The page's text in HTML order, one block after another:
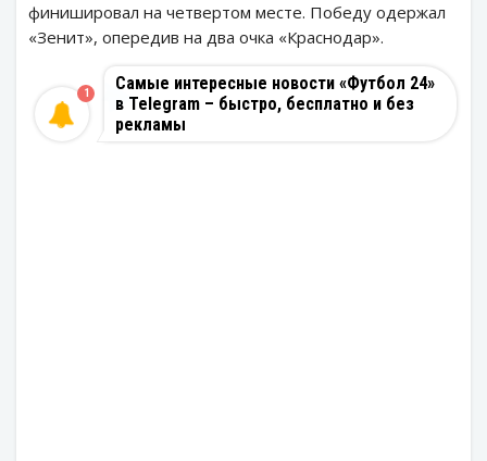
финишировал на четвертом месте. Победу одержал
«Зенит», опередив на два очка «Краснодар».
Самые интересные новости «Футбол 24»
в Telegram – быстро, бесплатно и без
рекламы
1